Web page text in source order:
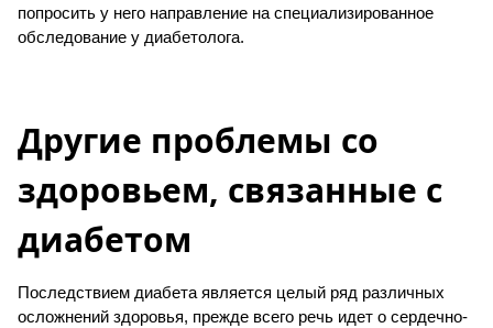
попросить у него направление на специализированное
обследование у диабетолога.
Другие проблемы со
здоровьем, связанные с
диабетом
Последствием диабета является целый ряд различных
осложнений здоровья, прежде всего речь идет о сердечно-